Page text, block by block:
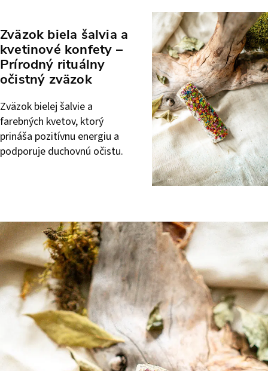
Zväzok biela šalvia a
kvetinové konfety –
Prírodný rituálny
očistný zväzok
Zväzok bielej šalvie a
farebných kvetov, ktorý
prináša pozitívnu energiu a
podporuje duchovnú očistu.